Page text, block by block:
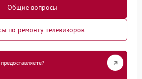
Общие вопросы
по ремонту телевизоров